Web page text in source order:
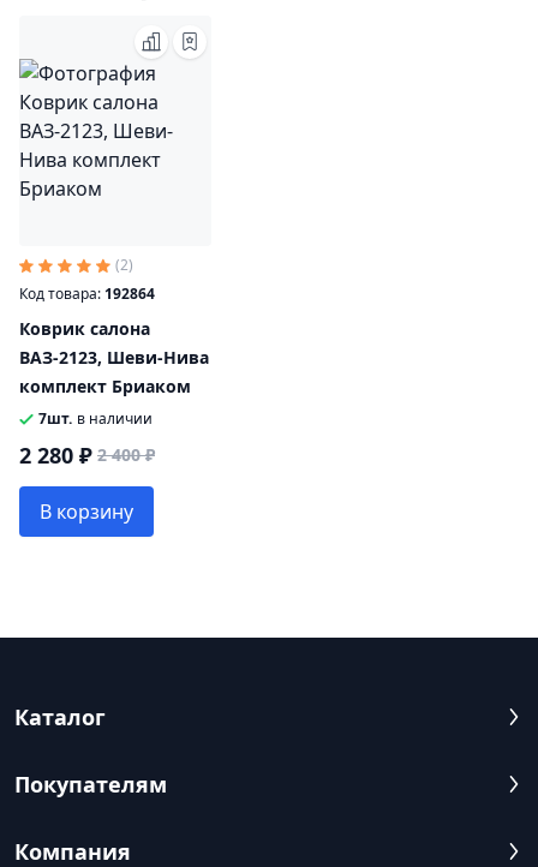
(2)
Код товара: 192864
Коврик салона
ВАЗ-2123, Шеви-Нива
комплект Бриаком
7шт. в наличии
2 280 ₽ 2 400 ₽
В корзину
Каталог
Покупателям
Компания